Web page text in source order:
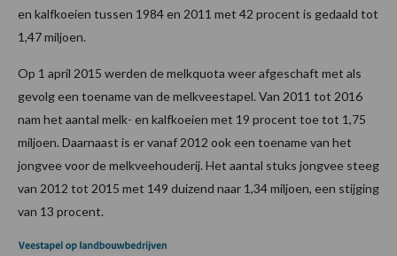
en kalfkoeien tussen 1984 en 2011 met 42 procent is gedaald tot
1,47 miljoen.
Op 1 april 2015 werden de melkquota weer afgeschaft met als
gevolg een toename van de melkveestapel. Van 2011 tot 2016
nam het aantal melk- en kalfkoeien met 19 procent toe tot 1,75
miljoen. Daarnaast is er vanaf 2012 ook een toename van het
jongvee voor de melkveehouderij. Het aantal stuks jongvee steeg
van 2012 tot 2015 met 149 duizend naar 1,34 miljoen, een stijging
van 13 procent.